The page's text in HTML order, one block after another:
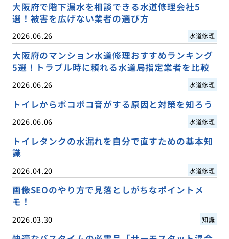
大阪府で階下漏水を相談できる水道修理会社5
選！被害を広げない業者の選び方
2026.06.26 水道修理
大阪府のマンション水道修理おすすめランキング
5選！トラブル時に頼れる水道局指定業者を比較
2026.06.26 水道修理
トイレからポコポコ音がする原因と対策を知ろう
2026.06.06 水道修理
トイレタンクの水漏れを自分で直すための基本知
識
2026.04.20 水道修理
画像SEOのやり方で見落としがちなポイントメ
モ！
2026.03.30 知識